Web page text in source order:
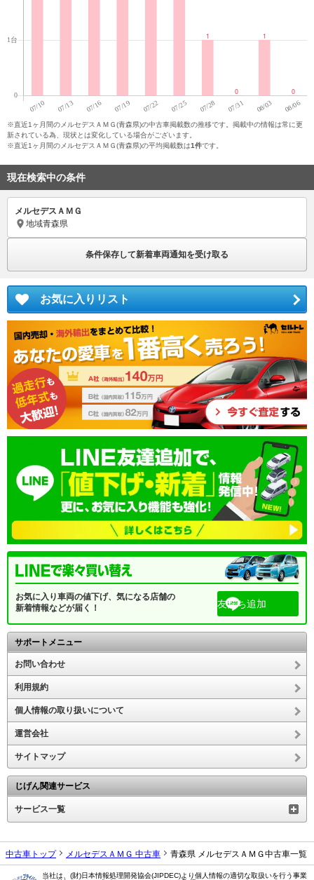
※直近1ヶ月間のメルセデスＡＭＧ(青森県)の中古車掲載数の推移です。掲載中の情報は常に更
新されている為、現状とは変化している場合がございます。
※直近1ヶ月間のメルセデスＡＭＧ(青森県)の平均掲載数は1件です。
現在検索中の条件
メルセデスＡＭＧ
地域青森県
条件保存して新着車両通知を受け取る
お気に入りリスト
お気に入り車両の値下げ、気になる店舗の
新着情報などが届く！
友だち追加
サポートメニュー
お問い合わせ
利用規約
個人情報の取り扱いについて
運営会社
サイトマップ
じげん関連サービス
サービス一覧
中古車トップ メルセデスＡＭＧ 中古車 青森県 メルセデスＡＭＧ中古車一覧
当社は、(財)日本情報処理開発協会(JIPDEC)より個人情報の適切な取扱いを行う事業